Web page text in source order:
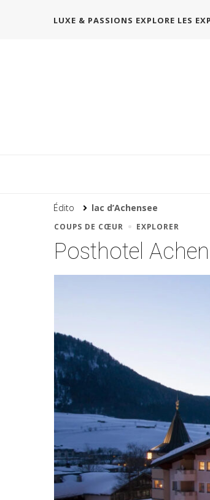
LUXE & PASSIONS EXPLORE LES
Édito lac d’Achensee
COUPS DE CŒUR EXPLORER
Posthotel